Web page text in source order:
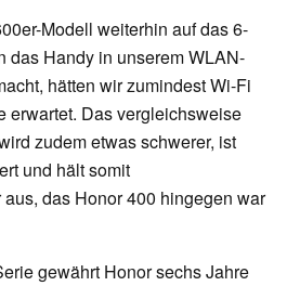
Modell weiterhin auf das 6-
das Handy in unserem WLAN-
hätten wir zumindest Wi-Fi
erwartet. Das vergleichsweise
zudem etwas schwerer, ist
und hält somit
das Honor 400 hingegen war
gewährt Honor sechs Jahre